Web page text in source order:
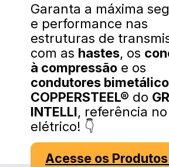
Acesse os Produtos
Garanta a máxima
e performance nas
estruturas de
com as hastes, os
à compressão e os
condutores
COPPERSTEEL® do
INTELLI, referência
elétrico! 👇